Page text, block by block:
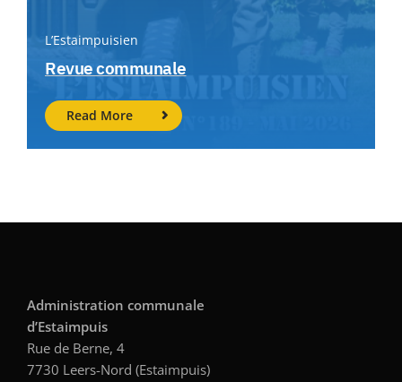
L’Estaimpuisien
Revue communale
Read More
Administration communale
d’Estaimpuis
Rue de Berne, 4
7730 Leers-Nord (Estaimpuis)